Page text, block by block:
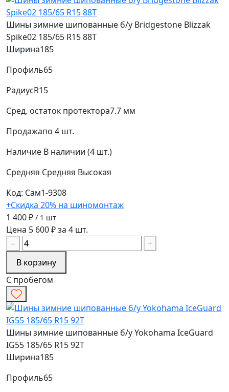
Шины зимние шипованные б/у Bridgestone Blizzak
Spike02 185/65 R15 88T
Ширина185
Профиль65
РадиусR15
Сред. остаток протектора7.7 мм
Продажапо 4 шт.
Наличие В наличии (4 шт.)
Средняя Средняя Высокая
Код: Сам1-9308
+Скидка 20% на шиномонтаж
1 400 ₽ / 1 шт
Цена 5 600 ₽ за 4 шт.
−
+
В корзину
С пробегом
Шины зимние шипованные б/у Yokohama IceGuard
IG55 185/65 R15 92T
Ширина185
Профиль65